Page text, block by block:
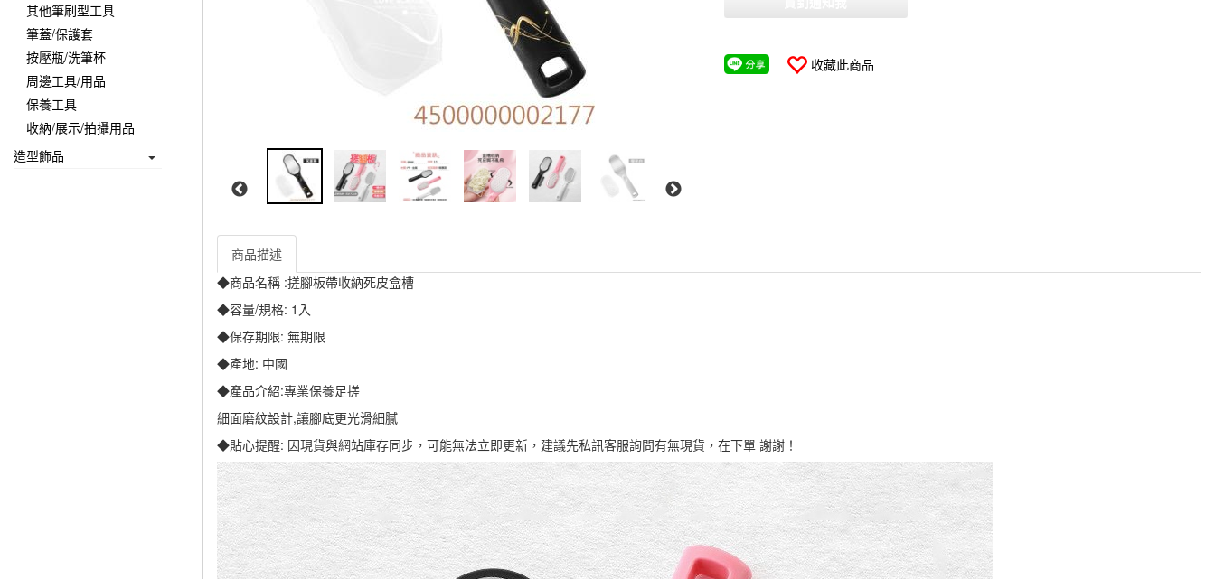
其他筆刷型工具
筆蓋/保護套
按壓瓶/洗筆杯
周邊工具/用品
保養工具
收納/展示/拍攝用品
造型飾品
收藏此商品
商品描述
◆商品名稱 :搓腳板帶收納死皮盒槽
◆容量/規格: 1入
◆保存期限: 無期限
◆產地: 中國
◆產品介紹:專業保養足搓
細面磨紋設計,讓腳底更光滑細膩
◆貼心提醒: 因現貨與網站庫存同步，可能無法立即更新，建議先私訊客服詢問有無現貨，在下單 謝謝！